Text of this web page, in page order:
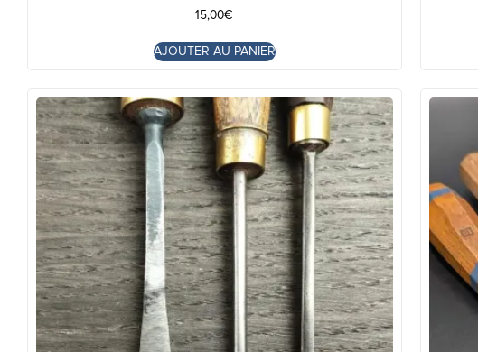
15,00€
AJOUTER AU PANIER